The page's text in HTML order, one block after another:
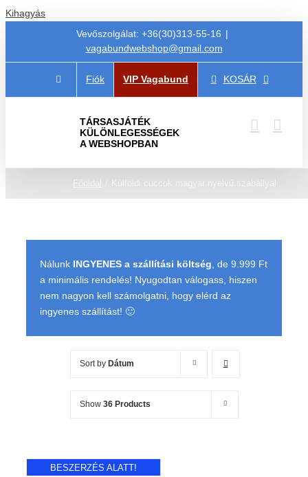
Kihagyás
Vevőszolgálat: +36(30)313-55-16 |
vagabundwebshop@gmail.com
Fiók VIP Vagabund KOSÁR
TÁRSASJÁTÉK
KÜLÖNLEGESSÉGEK
A WEBSHOPBAN
Főoldal Külföldi cuccok magyar nyelvű szabállyal
Nálunk INGYENES a szállítási költség , de 9.999 Ft
a minimális rendelés! Nyugodtan válogass, hiszen
nem nagyon kell számolgatni, hogy elérd az
ingyenes szállítást! 🙂
Sort by Dátum
Show 36 Products
BESZERZÉS ALATT!